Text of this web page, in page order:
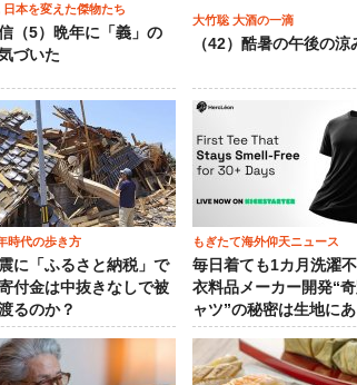
日本を変えた傑物たち
信（5）晩年に「義」の
づいた
大竹聡 大酒の一滴
（42）酷暑の午後の涼
時代の歩き方
に「ふるさと納税」で
付金は中抜きなしで被
るのか？
もぎたて海外仰天ニュース
毎日着ても1カ月洗濯
衣料品メーカー開発“
ャツ”の秘密は生地にあ